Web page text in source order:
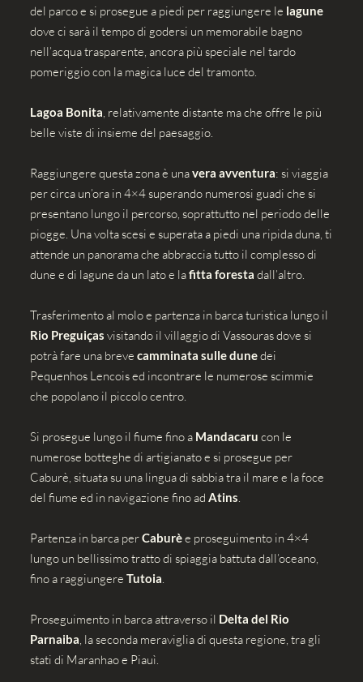
del parco e si prosegue a piedi per raggiungere le lagune
dove ci sarà il tempo di godersi un memorabile bagno
nell’acqua trasparente, ancora più speciale nel tardo
pomeriggio con la magica luce del tramonto.
Lagoa Bonita, relativamente distante ma che offre le più
belle viste di insieme del paesaggio.
Raggiungere questa zona è unavera avventura: si viaggia
per circa un’ora in 4×4 superando numerosi guadi che si
presentano lungo il percorso, soprattutto nel periodo delle
piogge. Una volta scesi e superata a piedi una ripida duna, ti
attende un panorama che abbraccia tutto il complesso di
dune e di lagune da un lato e lafitta foresta dall’altro.
Trasferimento al molo e partenza in barca turistica lungo il
Rio Preguiças visitando il villaggio di Vassouras dove si
potrà fare una breve camminata sulle dunedei
Pequenhos Lencois ed incontrare le numerose scimmie
che popolano il piccolo centro.
Si prosegue lungo il fiume fino a Mandacaru con le
numerose botteghe di artigianato e si prosegue per
Caburè, situata su una lingua di sabbia tra il mare e la foce
del fiume ed in navigazione fino ad Atins.
Partenza in barca perCaburèe proseguimento in 4×4
lungo un bellissimo tratto di spiaggia battuta dall’oceano,
fino a raggiungere Tutoia.
Proseguimento in barca attraverso il Delta del Rio
Parnaiba, la seconda meraviglia di questa regione, tra gli
stati di Maranhao e Piauì.